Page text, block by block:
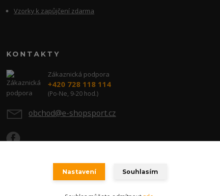
Vzorky k zapůjčení zdarma
KONTAKTY
Zákaznická podpora
+420 728 118 114
(Po-Ne, 9-20 hod.)
obchod@e-shopsport.cz
Nastavení Souhlasím